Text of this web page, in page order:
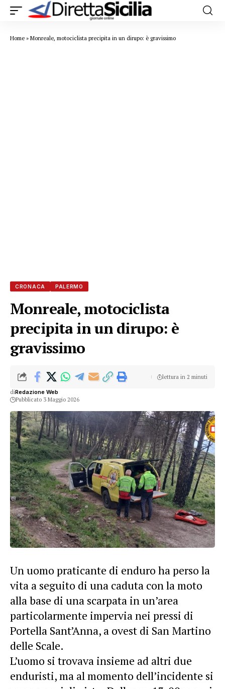
Home » Monreale, motociclista precipita in un dirupo: è gravissimo
CRONACA PALERMO
Monreale, motociclista
precipita in un dirupo: è
gravissimo
diRedazione Web
Pubblicato 3 Maggio 2026
lettura in 2 minuti
Un uomo praticante di enduro ha perso la
vita a seguito di una caduta con la moto
alla base di una scarpata in un’area
particolarmente impervia nei pressi di
Portella Sant’Anna, a ovest di San Martino
delle Scale.
L’uomo si trovava insieme ad altri due
enduristi, ma al momento dell’incidente si